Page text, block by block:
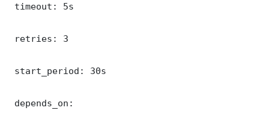
timeout: 5s
retries: 3
start_period: 30s
depends_on: